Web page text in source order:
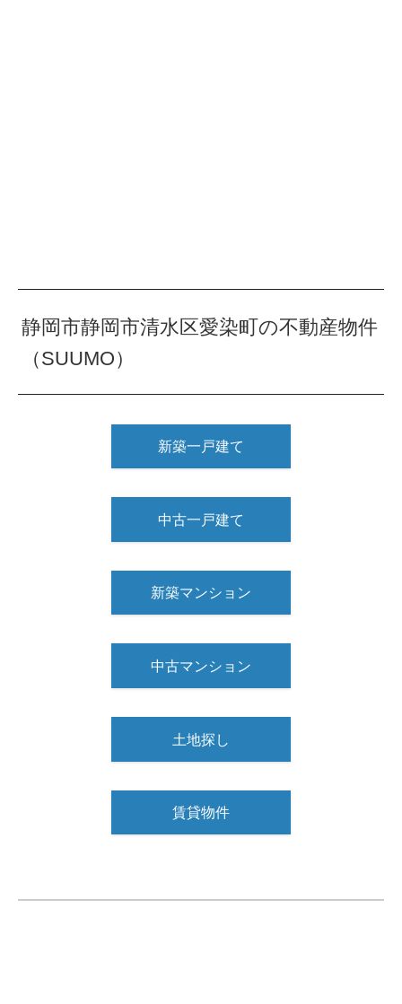
静岡市静岡市清水区愛染町の不動産物件
（SUUMO）
新築一戸建て
中古一戸建て
新築マンション
中古マンション
土地探し
賃貸物件